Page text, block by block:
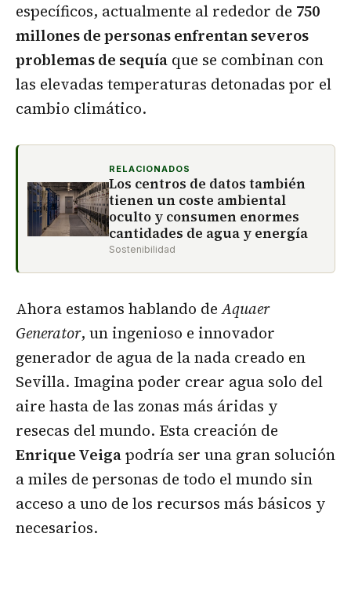
específicos, actualmente al rededor de 750
millones de personas enfrentan severos
problemas de sequía que se combinan con
las elevadas temperaturas detonadas por el
cambio climático.
RELACIONADOS
Los centros de datos también
tienen un coste ambiental
oculto y consumen enormes
cantidades de agua y energía
Sostenibilidad
Ahora estamos hablando deAquaer
Generator, un ingenioso e innovador
generador de agua de la nada creado en
Sevilla. Imagina poder crear agua solo del
aire hasta de las zonas más áridas y
resecas del mundo. Esta creación de
Enrique Veigapodría ser una gran solución
a miles de personas de todo el mundo sin
acceso a uno de los recursos más básicos y
necesarios.